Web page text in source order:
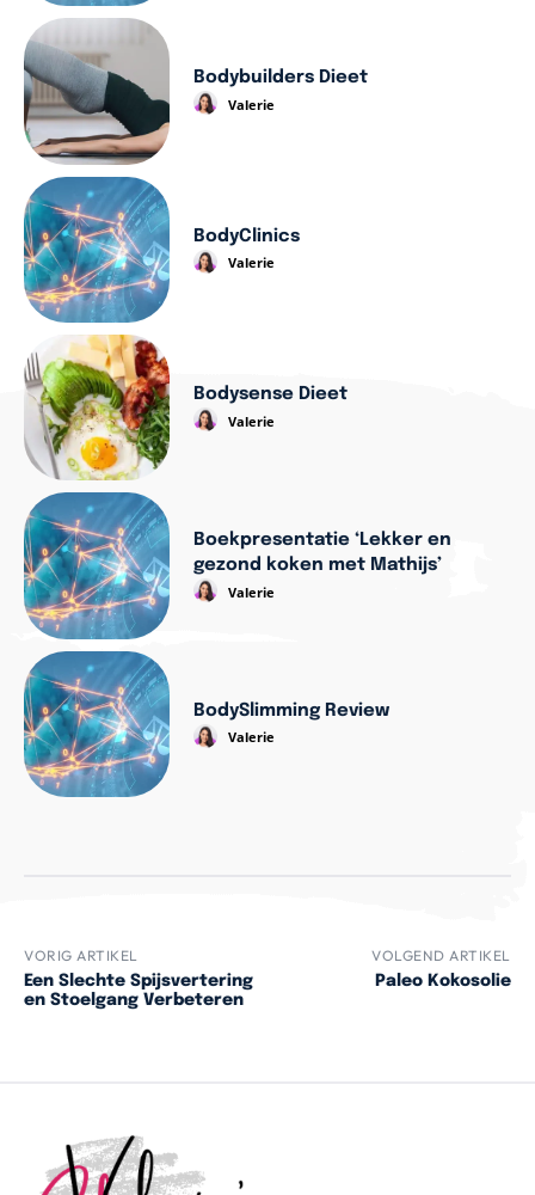
Bodybuilders Dieet
Valerie
BodyClinics
Valerie
Bodysense Dieet
Valerie
Boekpresentatie ‘Lekker en
gezond koken met Mathijs’
Valerie
BodySlimming Review
Valerie
VORIG ARTIKEL
Een Slechte Spijsvertering
en Stoelgang Verbeteren
VOLGEND ARTIKEL
Paleo Kokosolie